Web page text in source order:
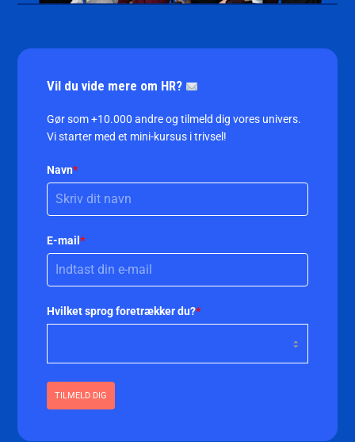
Vil du vide mere om HR?
Gør som +10.000 andre og tilmeld dig vores univers.
Vi starter med et mini-kursus i trivsel!
Navn*
E-mail*
Hvilket sprog foretrækker du?*
TILMELD DIG